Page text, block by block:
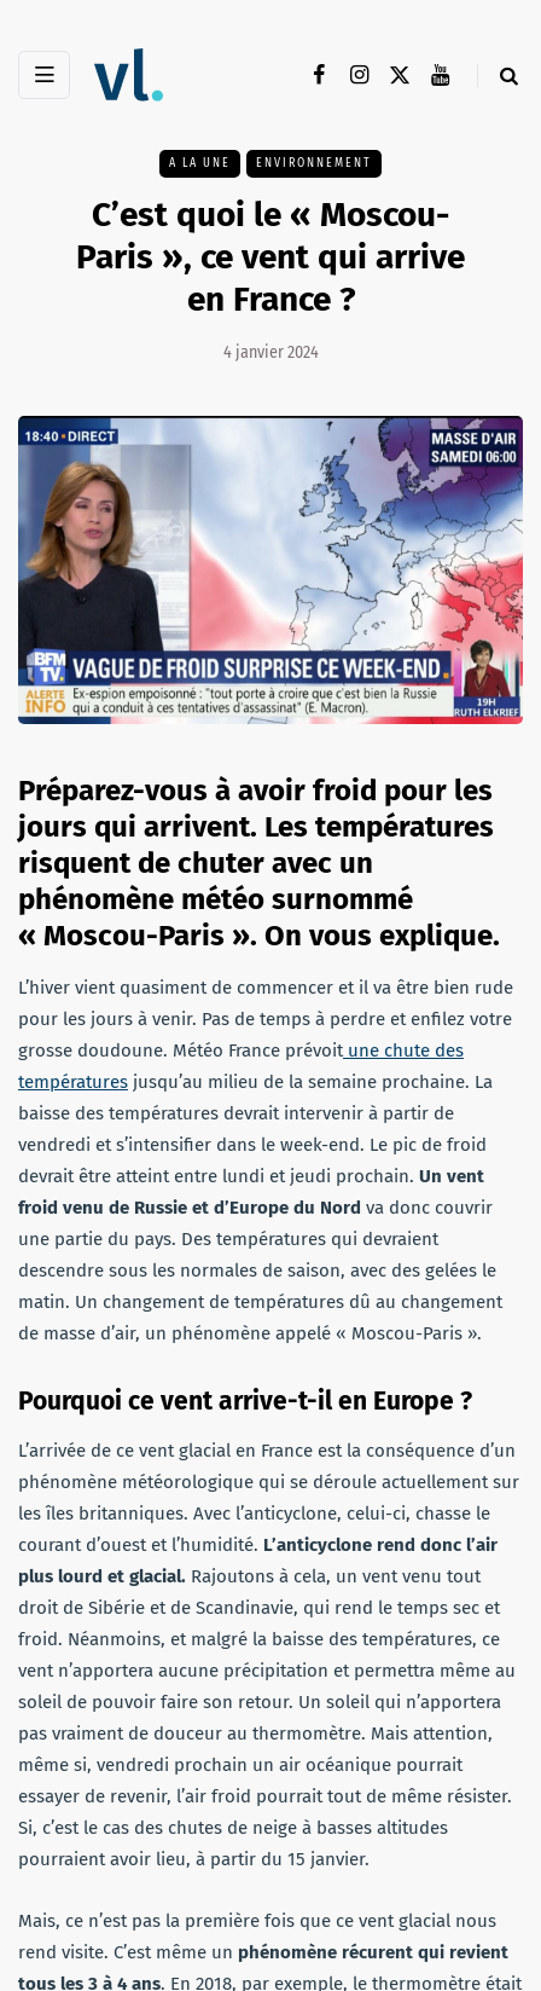
A LA UNE ENVIRONNEMENT
C’est quoi le « Moscou-
Paris », ce vent qui arrive
en France ?
4 janvier 2024
Préparez-vous à avoir froid pour les
jours qui arrivent. Les températures
risquent de chuter avec un
phénomène météo surnommé
« Moscou-Paris ». On vous explique.
L’hiver vient quasiment de commencer et il va être bien rude
pour les jours à venir. Pas de temps à perdre et enfilez votre
grosse doudoune. Météo France prévoitune chute des
températures jusqu’au milieu de la semaine prochaine. La
baisse des températures devrait intervenir à partir de
vendredi et s’intensifier dans le week-end. Le pic de froid
devrait être atteint entre lundi et jeudi prochain. Un vent
froid venu de Russie et d’Europe du Nord va donc couvrir
une partie du pays. Des températures qui devraient
descendre sous les normales de saison, avec des gelées le
matin. Un changement de températures dû au changement
de masse d’air, un phénomène appelé « Moscou-Paris ».
Pourquoi ce vent arrive-t-il en Europe ?
L’arrivée de ce vent glacial en France est la conséquence d’un
phénomène météorologique qui se déroule actuellement sur
les îles britanniques. Avec l’anticyclone, celui-ci, chasse le
courant d’ouest et l’humidité. L’anticyclone rend donc l’air
plus lourd et glacial. Rajoutons à cela, un vent venu tout
droit de Sibérie et de Scandinavie, qui rend le temps sec et
froid. Néanmoins, et malgré la baisse des températures, ce
vent n’apportera aucune précipitation et permettra même au
soleil de pouvoir faire son retour. Un soleil qui n’apportera
pas vraiment de douceur au thermomètre. Mais attention,
même si, vendredi prochain un air océanique pourrait
essayer de revenir, l’air froid pourrait tout de même résister.
Si, c’est le cas des chutes de neige à basses altitudes
pourraient avoir lieu, à partir du 15 janvier.
Mais, ce n’est pas la première fois que ce vent glacial nous
rend visite. C’est même un phénomène récurent qui revient
tous les 3 à 4 ans. En 2018, par exemple, le thermomètre était